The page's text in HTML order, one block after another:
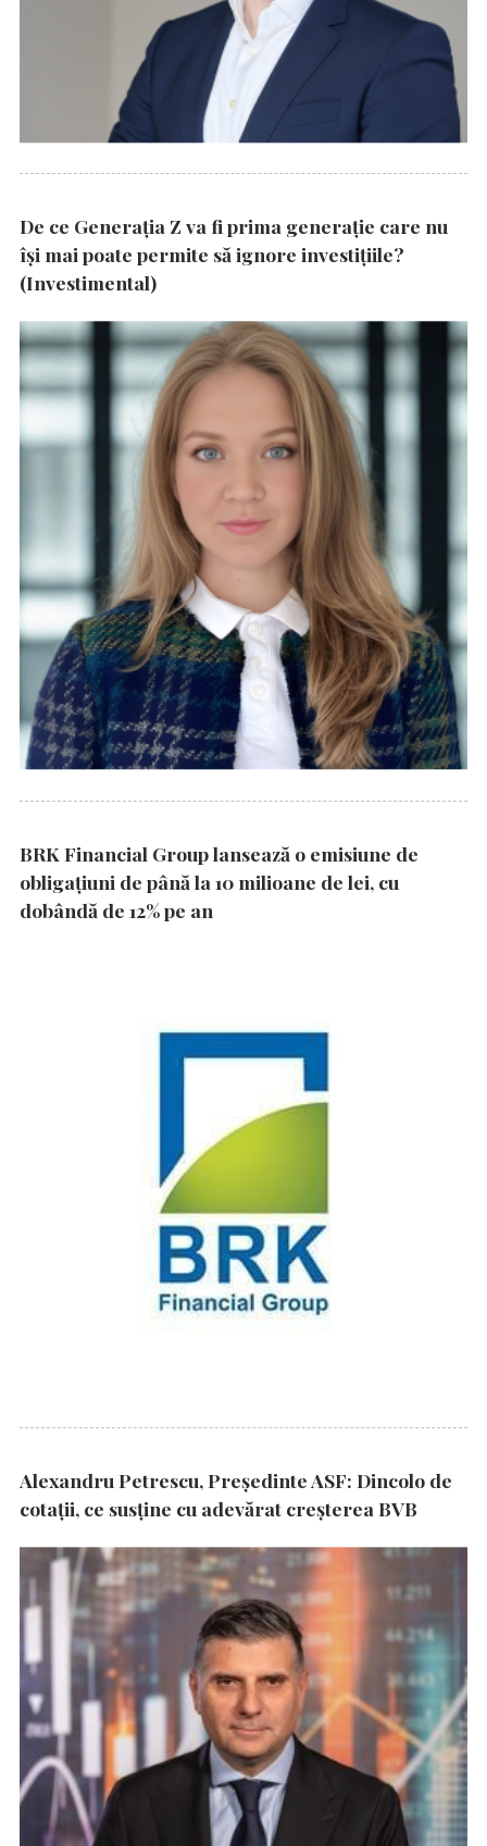
De ce Generația Z va fi prima generație care nu
își mai poate permite să ignore investițiile?
(Investimental)
BRK Financial Group lansează o emisiune de
obligațiuni de până la 10 milioane de lei, cu
dobândă de 12% pe an
Alexandru Petrescu, Președinte ASF: Dincolo de
cotații, ce susține cu adevărat creșterea BVB